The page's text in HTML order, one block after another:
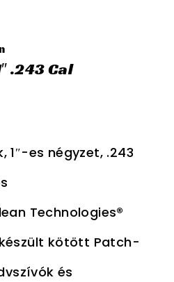
.243 Cal
1″-es négyzet, .243
Technologies®
kötött Patch-
és